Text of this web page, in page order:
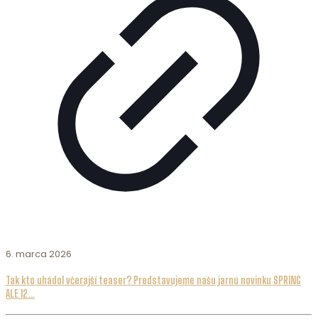
6. marca 2026
Tak kto uhádol včerajší teaser? Predstavujeme našu jarnú novinku SPRING
ALE 12…